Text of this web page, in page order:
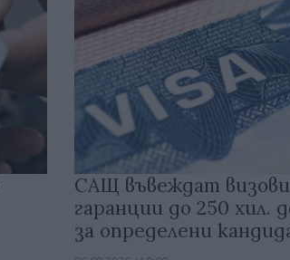
САЩ въвеждат визови
гаранции до 250 хил.
за определени